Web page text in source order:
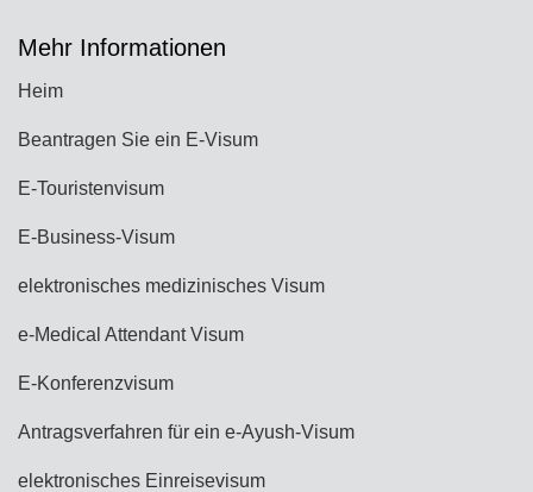
Mehr Informationen
Heim
Beantragen Sie ein E-Visum
E-Touristenvisum
E-Business-Visum
elektronisches medizinisches Visum
e-Medical Attendant Visum
E-Konferenzvisum
Antragsverfahren für ein e-Ayush-Visum
elektronisches Einreisevisum